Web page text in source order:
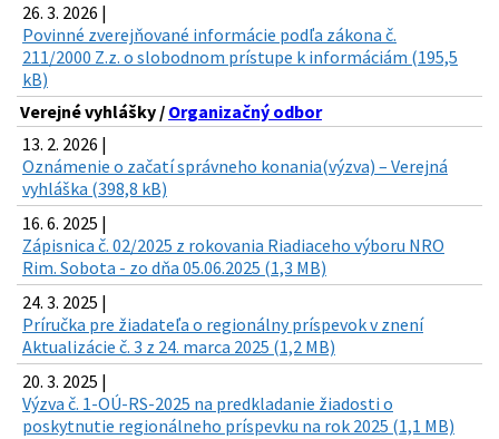
26. 3. 2026 |
Povinné zverejňované informácie podľa zákona č.
211/2000 Z.z. o slobodnom prístupe k informáciám (195,5
kB)
Verejné vyhlášky / Organizačný odbor
13. 2. 2026 |
Oznámenie o začatí správneho konania(výzva) – Verejná
vyhláška (398,8 kB)
16. 6. 2025 |
Zápisnica č. 02/2025 z rokovania Riadiaceho výboru NRO
Rim. Sobota - zo dňa 05.06.2025 (1,3 MB)
24. 3. 2025 |
Príručka pre žiadateľa o regionálny príspevok v znení
Aktualizácie č. 3 z 24. marca 2025 (1,2 MB)
20. 3. 2025 |
Výzva č. 1-OÚ-RS-2025 na predkladanie žiadosti o
poskytnutie regionálneho príspevku na rok 2025 (1,1 MB)